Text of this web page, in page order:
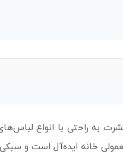
به راحتی با انواع
خانه ایده‌آل است و